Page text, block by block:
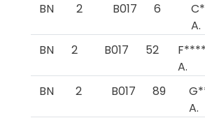
BN 2 B017 6
A.
BN 2 B017 52
A.
BN 2 B017 89
A.